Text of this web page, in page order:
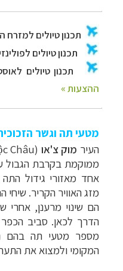
מטעי תה וגשר
העיר מוק צ'או (
Châu
ממוקמת בקרבת הגבול
אחד מאזורי גידול
מזג האוויר הקריר.
הם שינוי מרענן, אחרי
הדרך לכאן. סביב הכפר
מספר מטעי תה בהם
המקומי ולמצוא את